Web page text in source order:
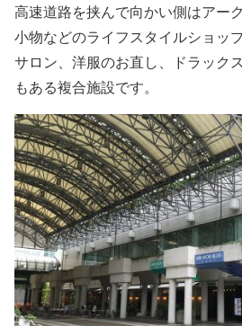
高速道路を挟んで向かい側はアーク
小物などのライフスタイルショッ
サロン、洋服のお直し、ドラック
もある複合施設です。